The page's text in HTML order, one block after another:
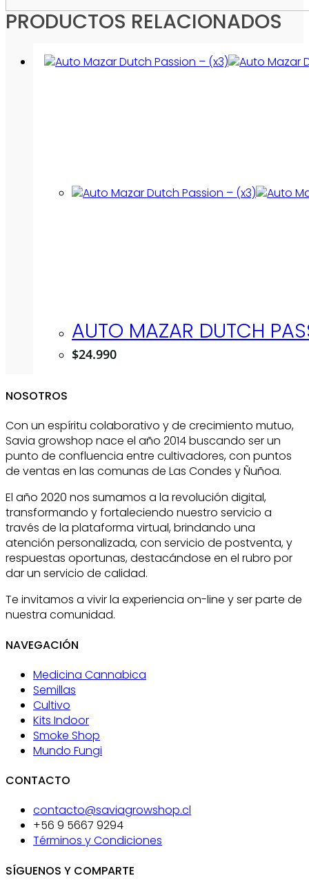
PRODUCTOS RELACIONADOS
AUTO MAZAR DUTCH
$24.990
NOSOTROS
Con un espíritu colaborativo y de crecimiento mutuo,
Savia growshop nace el año 2014 buscando ser un
punto de confluencia entre cultivadores, con puntos
de ventas en las comunas de Las Condes y Ñuñoa.
El año 2020 nos sumamos a la revolución digital,
transformando y fortaleciendo nuestro servicio a
través de la plataforma virtual, brindando una
atención personalizada, con servicio de postventa, y
respuestas oportunas, destacándose en el rubro por
dar un servicio de calidad.
Te invitamos a vivir la experiencia on-line y ser parte de
nuestra comunidad.
NAVEGACIÓN
Medicina Cannabica
Semillas
Cultivo
Kits Indoor
Smoke Shop
Mundo Fungi
CONTACTO
contacto@saviagrowshop.cl
+56 9 5667 9294
Términos y Condiciones
SÍGUENOS Y COMPARTE